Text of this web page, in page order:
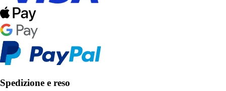
Spedizione e reso